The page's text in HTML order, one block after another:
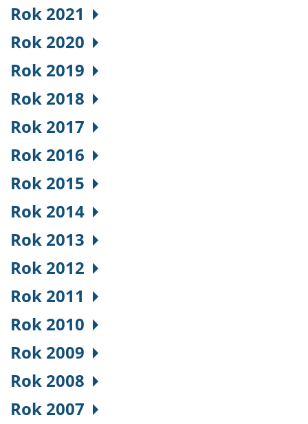
Rok 2021
Rok 2020
Rok 2019
Rok 2018
Rok 2017
Rok 2016
Rok 2015
Rok 2014
Rok 2013
Rok 2012
Rok 2011
Rok 2010
Rok 2009
Rok 2008
Rok 2007